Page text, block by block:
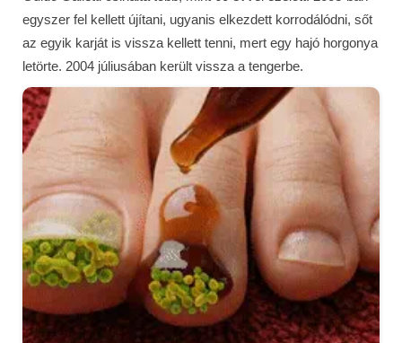
egyszer fel kellett újítani, ugyanis elkezdett korrodálódni, sőt
az egyik karját is vissza kellett tenni, mert egy hajó horgonya
letörte. 2004 júliusában került vissza a tengerbe.